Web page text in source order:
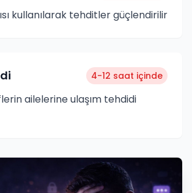
kullanılarak tehditler güçlendirilir
4-12 saat içinde
ailelerine ulaşım tehdidi